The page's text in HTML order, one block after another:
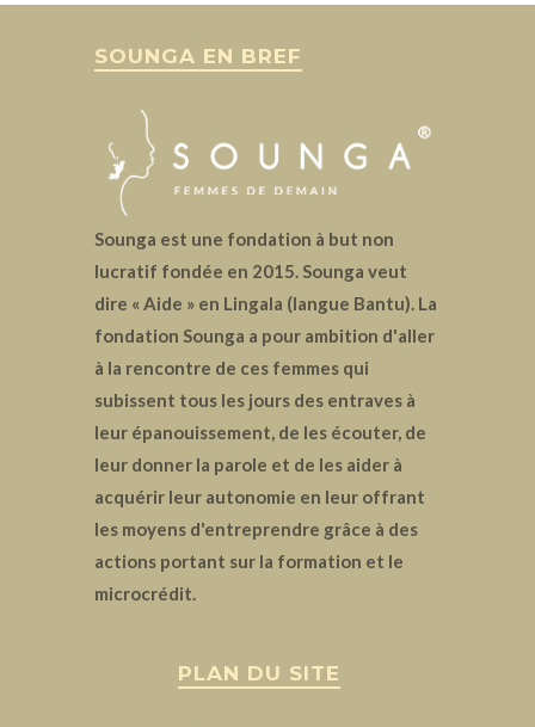
SOUNGA EN BREF
Sounga est une fondation à but non
lucratif fondée en 2015. Sounga veut
dire « Aide » en Lingala (langue Bantu). La
fondation Sounga a pour ambition d'aller
à la rencontre de ces femmes qui
subissent tous les jours des entraves à
leur épanouissement, de les écouter, de
leur donner la parole et de les aider à
acquérir leur autonomie en leur offrant
les moyens d'entreprendre grâce à des
actions portant sur la formation et le
microcrédit.
PLAN DU SITE